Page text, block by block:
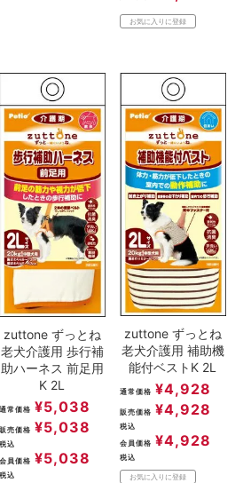
お気に入りに登録
zuttone ずっとね
老犬介護用 歩行補
助ハーネス 前足用
K 2L
通常価格 ¥5,038
販売価格 ¥5,038
税込
会員価格 ¥5,038
税込
zuttone ずっとね
老犬介護用 補助機
能付ベストK 2L
通常価格 ¥4,928
販売価格 ¥4,928
税込
会員価格 ¥4,928
税込
お気に入りに登録